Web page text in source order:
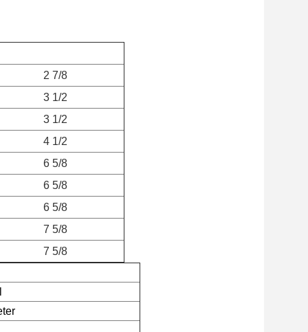
2 7/8
3 1/2
3 1/2
4 1/2
6 5/8
6 5/8
6 5/8
7 5/8
7 5/8